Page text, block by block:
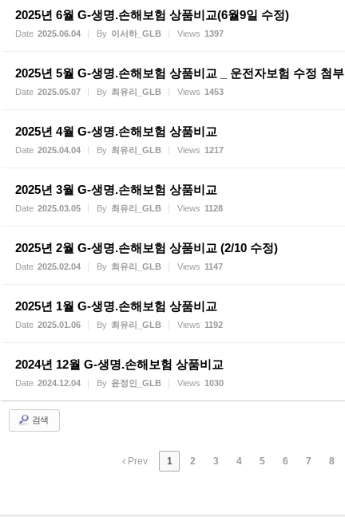
2025년 6월 G-생명.손해보험 상품비교(6월9일 수정)
Date 2025.06.04 By 이서하_GLB Views 1397
2025년 5월 G-생명.손해보험 상품비교 _ 운전자보험 수정 첨부
Date 2025.05.07 By 최유리_GLB Views 1453
2025년 4월 G-생명.손해보험 상품비교
Date 2025.04.04 By 최유리_GLB Views 1217
2025년 3월 G-생명.손해보험 상품비교
Date 2025.03.05 By 최유리_GLB Views 1128
2025년 2월 G-생명.손해보험 상품비교 (2/10 수정)
Date 2025.02.04 By 최유리_GLB Views 1147
2025년 1월 G-생명.손해보험 상품비교
Date 2025.01.06 By 최유리_GLB Views 1192
2024년 12월 G-생명.손해보험 상품비교
Date 2024.12.04 By 윤정인_GLB Views 1030
검색
Prev 1 2 3 4 5 6 7 8